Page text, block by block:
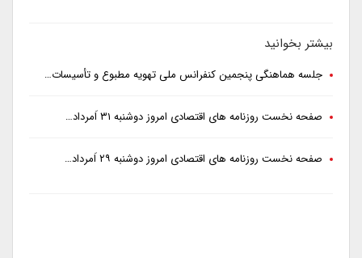
بیشتر بخوانید
جلسه هماهنگی پنجمین کنفرانس ملی تهویه مطبوع و تأسیسات…
صفحه نخست روزنامه های اقتصادی امروز دوشنبه ۳۱ اَمرداد…
صفحه نخست روزنامه های اقتصادی امروز دوشنبه ۲۹ اَمرداد…